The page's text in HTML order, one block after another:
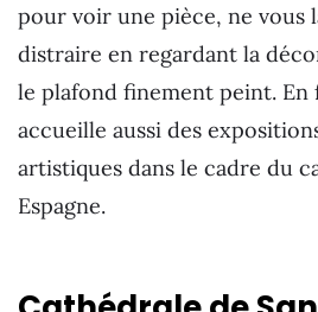
pour voir une pièce, ne vous
distraire en regardant la
le plafond finement peint. En
accueille aussi des
artistiques dans le cadre du
Espagne.